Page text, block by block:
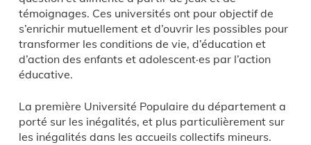
témoignages. Ces universités ont pour objectif de
s’enrichir mutuellement et d’ouvrir les possibles pour
transformer les conditions de vie, d’éducation et
d’action des enfants et adolescent·es par l’action
éducative.
La première Université Populaire du département a
porté sur les inégalités, et plus particulièrement sur
les inégalités dans les accueils collectifs mineurs.